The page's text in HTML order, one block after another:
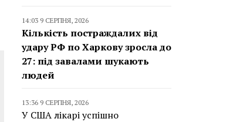
14:03 9 СЕРПНЯ, 2026
Кількість постраждалих від
удару РФ по Харкову зросла до
27: під завалами шукають
людей
13:36 9 СЕРПНЯ, 2026
У США лікарі успішно